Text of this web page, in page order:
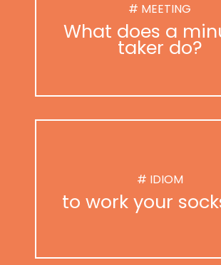
# MEETING
What does a
taker do?
# IDIOM
to work your